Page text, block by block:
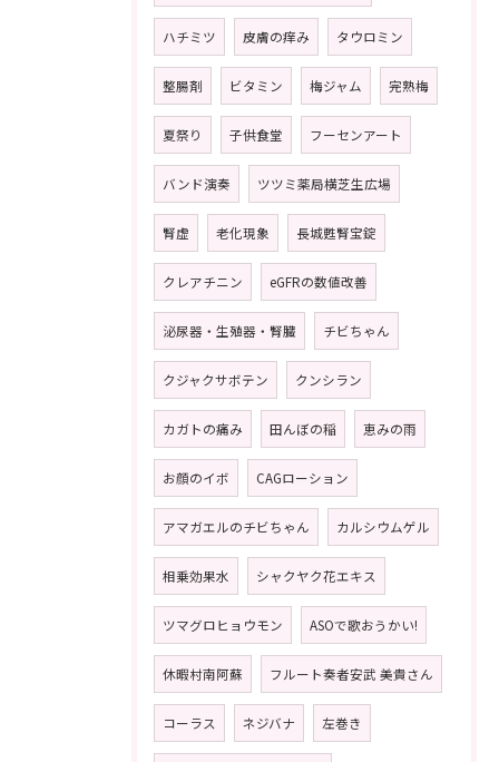
ハチミツ 皮膚の痒み タウロミン
整腸剤 ビタミン 梅ジャム 完熟梅
夏祭り 子供食堂 フーセンアート
バンド演奏 ツツミ薬局横芝生広場
腎虚 老化現象 長城甦腎宝錠
クレアチニン eGFRの数値改善
泌尿器・生殖器・腎臓 チビちゃん
クジャクサボテン クンシラン
カガトの痛み 田んぼの稲 恵みの雨
お顔のイボ CAGローション
アマガエルのチビちゃん カルシウムゲル
相乗効果水 シャクヤク花エキス
ツマグロヒョウモン ASOで歌おうかい!
休暇村南阿蘇 フルート奏者安武 美貴さん
コーラス ネジバナ 左巻き